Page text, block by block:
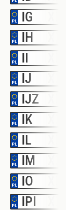
IG
IH
II
IJ
IJZ
IK
IL
IM
IO
IPI